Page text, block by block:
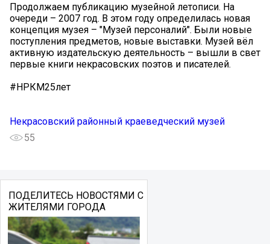
Продолжаем публикацию музейной летописи. На
очереди – 2007 год. В этом году определилась новая
концепция музея – "Музей персоналий". Были новые
поступления предметов, новые выставки. Музей вёл
активную издательскую деятельность – вышли в свет
первые книги некрасовских поэтов и писателей.
#НРКМ25лет
Некрасовский районный краеведческий музей
55
ПОДЕЛИТЕСЬ НОВОСТЯМИ С
ЖИТЕЛЯМИ ГОРОДА